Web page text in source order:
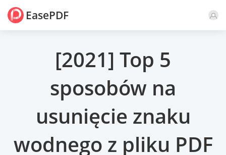
EasePDF
[2021] Top 5
sposobów na
usunięcie znaku
wodnego z pliku PDF